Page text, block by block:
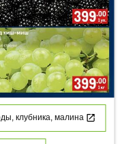
клубника, малина